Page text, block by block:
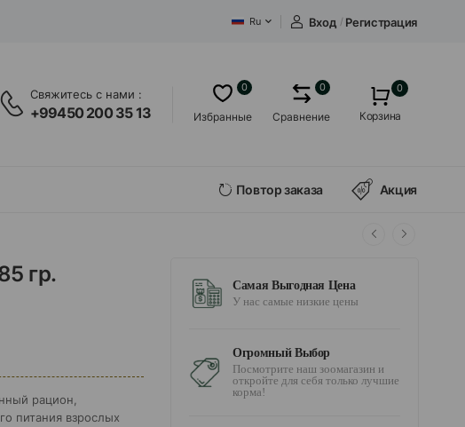
Ru Вход / Регистрация
Свяжитесь с нами :
+99450 200 35 13 Избранные
0
Сравнение
0 0
Корзина
Повтор заказа Акция
гр.
рацион,
питания взрослых
Самая Выгодная Цена
У нас самые низкие цены
Огромный Выбор
Посмотрите наш зоомагазин и
откройте для себя только лучшие
корма!